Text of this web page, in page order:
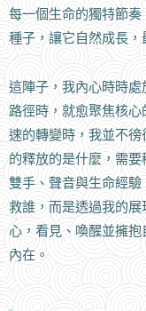
每一個生命的獨特節
種子，讓它自然成長，
這陣子，我內心時時
路徑時，就愈聚焦核
速的轉變時，我並不
的釋放的是什麼，需
雙手、聲音與生命經
救誰，而是透過我的
心，看見、喚醒並擁
內在。